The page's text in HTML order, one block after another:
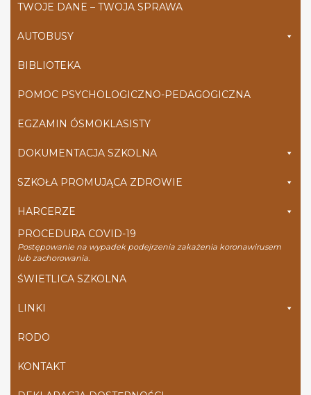
TWOJE DANE – TWOJA SPRAWA
AUTOBUSY
BIBLIOTEKA
POMOC PSYCHOLOGICZNO-PEDAGOGICZNA
EGZAMIN ÓSMOKLASISTY
DOKUMENTACJA SZKOLNA
SZKOŁA PROMUJĄCA ZDROWIE
HARCERZE
PROCEDURA COVID-19
Postępowanie na wypadek podejrzenia zakażenia koronawirusem
lub zachorowania.
ŚWIETLICA SZKOLNA
LINKI
RODO
KONTAKT